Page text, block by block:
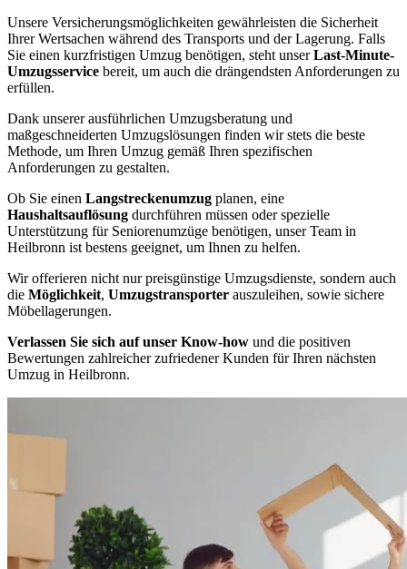
Unsere Versicherungsmöglichkeiten gewährleisten die Sicherheit
Ihrer Wertsachen während des Transports und der Lagerung. Falls
Sie einen kurzfristigen Umzug benötigen, steht unserLast-Minute-
Umzugsservice bereit, um auch die drängendsten Anforderungen zu
erfüllen.
Dank unserer ausführlichen Umzugsberatung und
maßgeschneiderten Umzugslösungen finden wir stets die beste
Methode, um Ihren Umzug gemäß Ihren spezifischen
Anforderungen zu gestalten.
Ob Sie einen Langstreckenumzug planen, eine
Haushaltsauflösung durchführen müssen oder spezielle
Unterstützung für Seniorenumzüge benötigen, unser Team in
Heilbronn ist bestens geeignet, um Ihnen zu helfen.
Wir offerieren nicht nur preisgünstige Umzugsdienste, sondern auch
die Möglichkeit, Umzugstransporter auszuleihen, sowie sichere
Möbellagerungen.
Verlassen Sie sich auf unser Know-how und die positiven
Bewertungen zahlreicher zufriedener Kunden für Ihren nächsten
Umzug in Heilbronn.